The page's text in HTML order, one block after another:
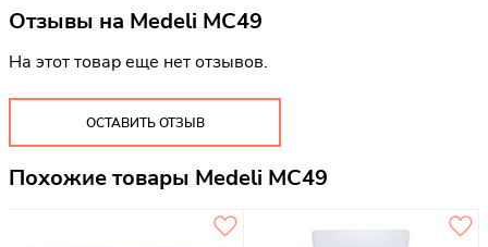
Отзывы на Medeli MC49
На этот товар еще нет отзывов.
ОСТАВИТЬ ОТЗЫВ
Похожие товары Medeli MC49